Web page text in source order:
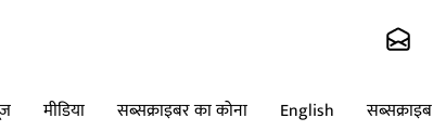
मीडिया सब्सक्राइबर का कोना English सब्सक्राइब